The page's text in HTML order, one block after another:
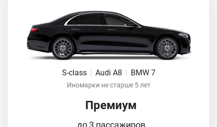
S-class | Audi A8 | BMW 7
Иномарки не старше 5 лет
Премиум
до 3 пассажиров